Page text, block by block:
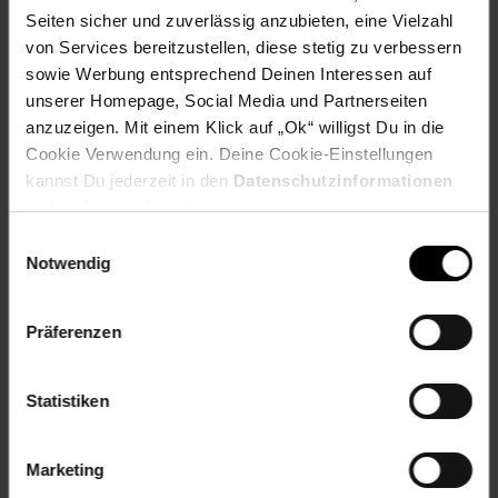
Seiten sicher und zuverlässig anzubieten, eine Vielzahl
von Services bereitzustellen, diese stetig zu verbessern
sowie Werbung entsprechend Deinen Interessen auf
unserer Homepage, Social Media und Partnerseiten
anzuzeigen. Mit einem Klick auf „Ok“ willigst Du in die
Cookie Verwendung ein. Deine Cookie-Einstellungen
kannst Du jederzeit in den Datenschutzinformationen
ändern bzw. widerrufen.
Notwendig
Präferenzen
Statistiken
Marketing
Fußzeile
Weitere Online-Angebote
Netto Reisen TV-Shop Weinwelt
Rezeptwelt Karriere
Newsletter Anmeldung 15€ **